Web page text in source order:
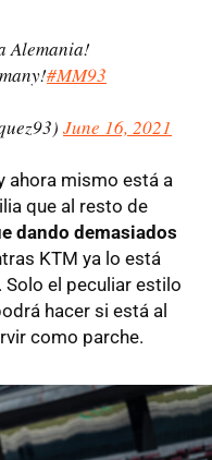
Alemania!
#MM93
June 16, 2021
ahora mismo está a
que al resto de
dando demasiados
KTM ya lo está
Solo el peculiar estilo
hacer si está al
como parche.